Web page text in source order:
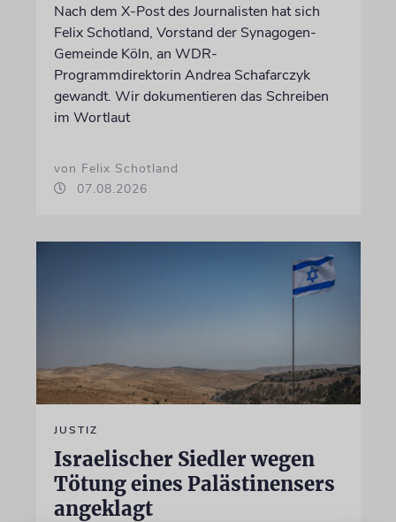
Nach dem X-Post des Journalisten hat sich
Felix Schotland, Vorstand der Synagogen-
Gemeinde Köln, an WDR-
Programmdirektorin Andrea Schafarczyk
gewandt. Wir dokumentieren das Schreiben
im Wortlaut
von Felix Schotland
07.08.2026
JUSTIZ
Israelischer Siedler wegen
Tötung eines Palästinensers
angeklagt